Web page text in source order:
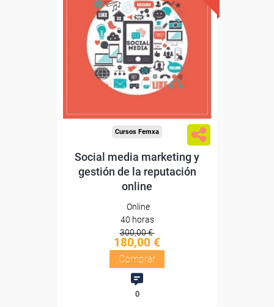
Descuentos especiales
Sin requisitos de acceso
Diploma
Cursos Femxa
Social media marketing y
gestión de la reputación
online
Online
40 horas
300,00 €
180,00 €
Comprar
0